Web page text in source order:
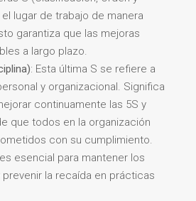
lugar de trabajo de manera
garantiza que las mejoras
a largo plazo.
: Esta última S se refiere a
y organizacional. Significa
continuamente las 5S y
que todos en la organización
con su cumplimiento.
esencial para mantener los
la recaída en prácticas